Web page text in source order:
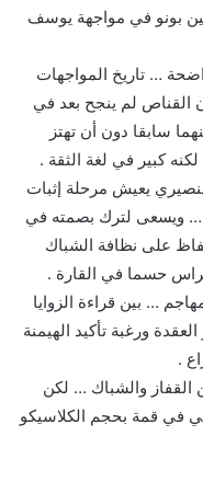
بونو في مواجهة يوسف
… تاريخ المواجهات
القناص لم ينجح بعد في
لعبت بينهما سابقا دون أن تهتز
كبير في لغة الثقة .
يعيش مرحلة إثبات
… ويسعى لترك بصمته في
على نظافة الشباك
حسما في القارة .
… بين قراءة الزوايا
ورغبة تأكيد الهيمنة
.
والشباك … لكن
في قمة بحجم الكلاسيكو